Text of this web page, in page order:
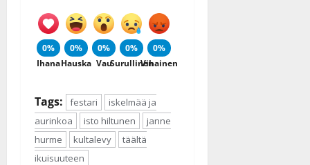
0%
Ihana
0%
Hauska
0%
Vau
0%
Surullinen
0%
Vihainen
Tags: festari
iskelmää ja
aurinkoa
isto hiltunen
janne
hurme
kultalevy
täältä
ikuisuuteen